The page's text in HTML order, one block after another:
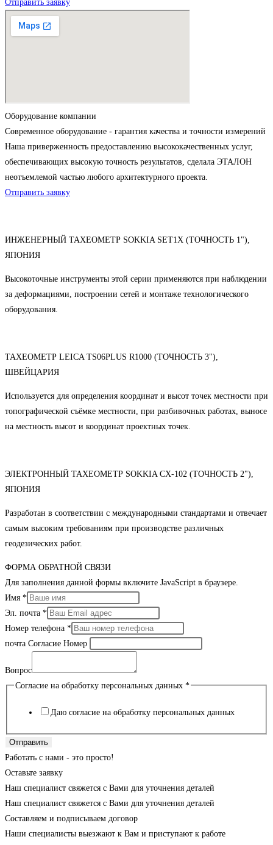
Отправить заявку
Оборудование компании
Современное оборудование - гарантия качества и точности измерений
Наша приверженность предоставлению высококачественных услуг,
обеспечивающих высокую точность результатов, сделала ЭТАЛОН
неотъемлемой частью любого архитектурного проекта.
Отправить заявку
ИНЖЕНЕРНЫЙ ТАХЕОМЕТР SOKKIA SET1X (ТОЧНОСТЬ 1"),
ЯПОНИЯ
Высокоточные инструменты этой серии применяются при наблюдении
за деформациями, построении сетей и монтаже технологического
оборудования.
ТАХЕОМЕТР LEICA TS06PLUS R1000 (ТОЧНОСТЬ 3"),
ШВЕЙЦАРИЯ
Используется для определения координат и высот точек местности при
топографической съёмке местности, при разбивочных работах, выносе
на местность высот и координат проектных точек.
ЭЛЕКТРОННЫЙ ТАХЕОМЕТР SOKKIA CX-102 (ТОЧНОСТЬ 2"),
ЯПОНИЯ
Разработан в соответствии с международными стандартами и отвечает
самым высоким требованиям при производстве различных
геодезических работ.
ФОРМА ОБРАТНОЙ СВЯЗИ
Для заполнения данной формы включите JavaScript в браузере.
Имя *
Эл. почта *
Номер телефона *
почта Согласие Номер
Вопрос
Согласие на обработку персональных данных *
Даю согласие на обработку персональных данных
Отправить
Работать с нами - это просто!
Оставьте заявку
Наш специалист свяжется с Вами для уточнения деталей
Наш специалист свяжется с Вами для уточнения деталей
Составляем и подписываем договор
Наши специалисты выезжают к Вам и приступают к работе